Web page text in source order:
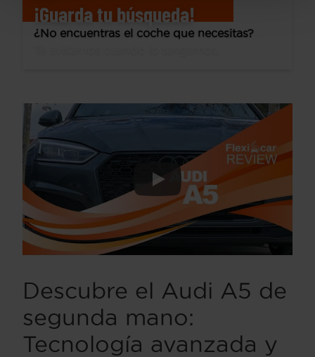
¡Guarda tu búsqueda!
¿No encuentras el coche que necesitas?
Descubre el Audi A5 de
segunda mano:
Tecnología avanzada y